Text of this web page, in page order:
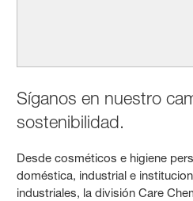
Síganos en nuestro
sostenibilidad.
Desde cosméticos e higiene
doméstica, industrial e
industriales, la división Care